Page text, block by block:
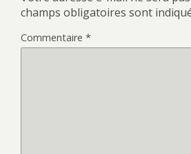
champs obligatoires sont
Commentaire *